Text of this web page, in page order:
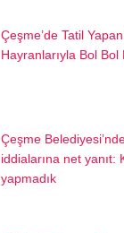
Çeşme’de Tatil
Hayranlarıyla Bol
Çeşme
iddialarına net yanıt:
yapmadık